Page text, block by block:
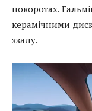
поворотах.
керамічними
ззаду.